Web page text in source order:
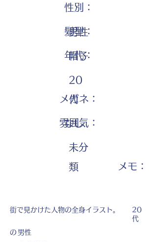
性別：
男性
髪型：
帽子
年代：
20
代
メガネ：
なし
雰囲気：
未分
類
​メモ：
街で見かけた人物の全身イラスト。
20
代
の 男性